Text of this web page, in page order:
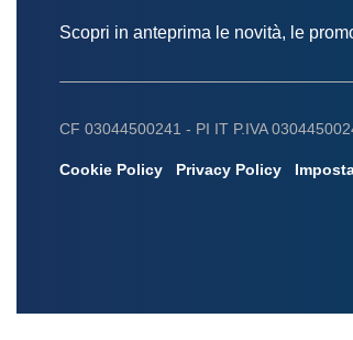
Scopri in anteprima le novità, le
CF 03044500241 - PI IT P.IVA
Cookie Policy Privacy Policy